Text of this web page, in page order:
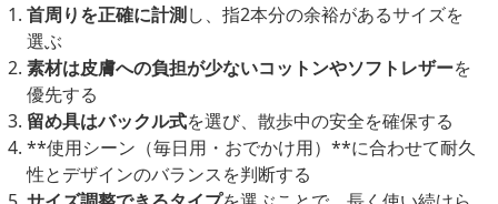
首周りを正確に計測し、指2本分の余裕があるサイズを
選ぶ
素材は皮膚への負担が少ないコットンやソフトレザーを
優先する
留め具はバックル式を選び、散歩中の安全を確保する
**使用シーン（毎日用・おでかけ用）**に合わせて耐久
性とデザインのバランスを判断する